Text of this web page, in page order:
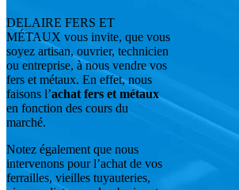
DELAIRE FERS ET
MÉTAUX vous invite, que vous
soyez artisan, ouvrier, technicien
ou entreprise, à nous vendre vos
fers et métaux. En effet, nous
faisons l’achat fers et métaux
en fonction des cours du
marché.
Notez également que nous
intervenons pour l’achat de vos
ferrailles, vieilles tuyauteries,